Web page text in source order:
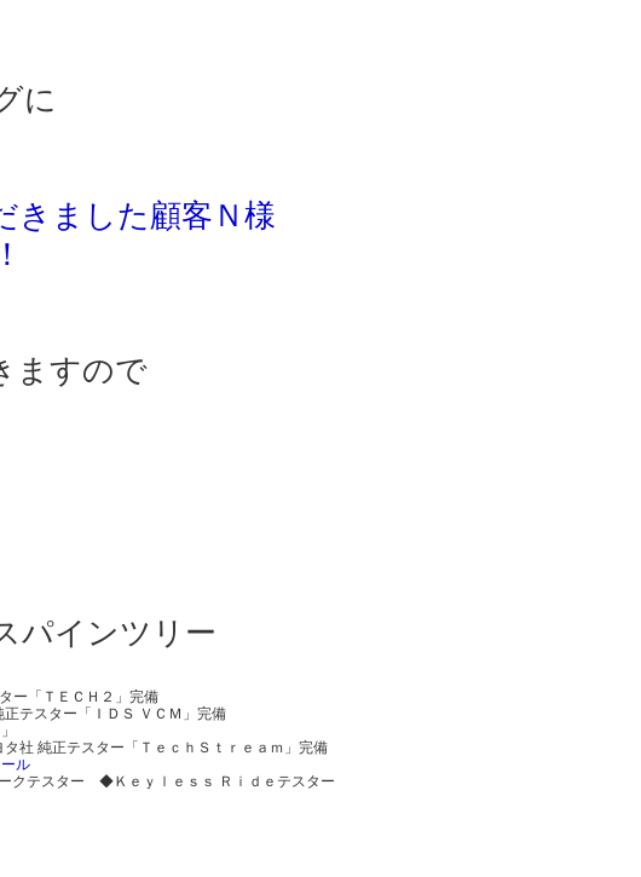
に
きました顧客Ｎ様
ますので
パインツリー
「ＴＥＣＨ２」完備
テスター「ＩＤＳ ＶＣＭ」完備
純正テスター「ＴｅｃｈＳｔｒｅａｍ」完備
ル
クテスター ◆Ｋｅｙｌｅｓｓ Ｒｉｄｅテスター